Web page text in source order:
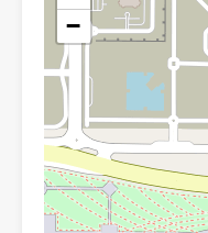
−